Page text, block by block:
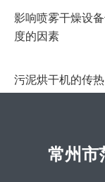
影响喷雾干燥设
度的因素
污泥烘干机的传热
常州市